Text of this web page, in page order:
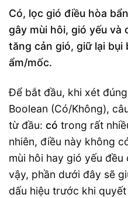
Có, lọc gió điều hòa
gây mùi hôi, gió yếu và
tăng cản gió, giữ lại
ẩm/mốc.
Để bắt đầu, khi xét
Boolean (Có/Không),
từ đầu: có trong rất
nhiên, điều này không
mùi hôi hay gió yếu
vậy, phần dưới đây sẽ
dấu hiệu trước khi